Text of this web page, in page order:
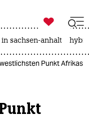

taz zahl ich
sachsen-anhalt
Punkt Afrikas